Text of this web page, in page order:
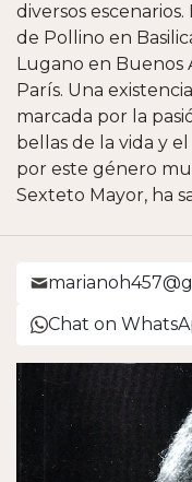
diversos escenarios.
de Pollino en
Lugano en Buenos
París. Una
marcada por la
bellas de la vida y
por este género
Sexteto Mayor, ha
Chat on